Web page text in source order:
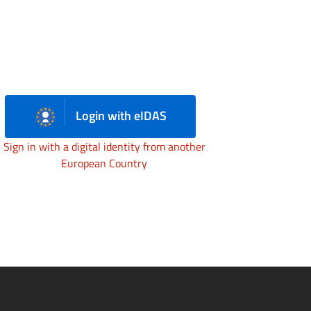
Login with eIDAS
Sign in with a digital identity from another
European Country